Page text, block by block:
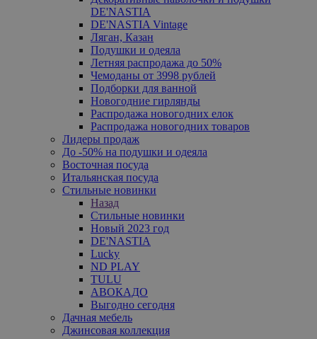
DE'NASTIA
DE'NASTIA Vintage
Ляган, Казан
Подушки и одеяла
Летняя распродажа до 50%
Чемоданы от 3998 рублей
Подборки для ванной
Новогодние гирлянды
Распродажа новогодних елок
Распродажа новогодних товаров
Лидеры продаж
До -50% на подушки и одеяла
Восточная посуда
Итальянская посуда
Стильные новинки
Назад
Стильные новинки
Новый 2023 год
DE'NASTIA
Lucky
ND PLAY
TULU
АВОКАДО
Выгодно сегодня
Дачная мебель
Джинсовая коллекция